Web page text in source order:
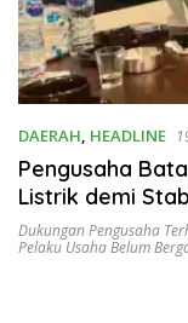
DAERAH, HEADLINE
Pengusaha
Listrik demi
Dukungan Pengusaha
Pelaku Usaha Belum